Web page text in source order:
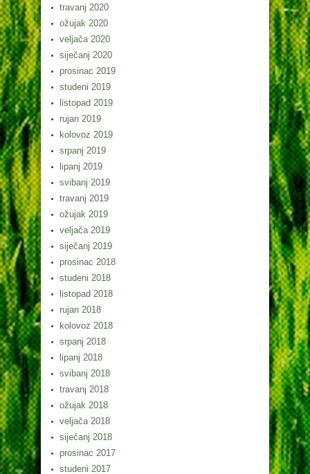
travanj 2020
ožujak 2020
veljača 2020
siječanj 2020
prosinac 2019
studeni 2019
listopad 2019
rujan 2019
kolovoz 2019
srpanj 2019
lipanj 2019
svibanj 2019
travanj 2019
ožujak 2019
veljača 2019
siječanj 2019
prosinac 2018
studeni 2018
listopad 2018
rujan 2018
kolovoz 2018
srpanj 2018
lipanj 2018
svibanj 2018
travanj 2018
ožujak 2018
veljača 2018
siječanj 2018
prosinac 2017
studeni 2017